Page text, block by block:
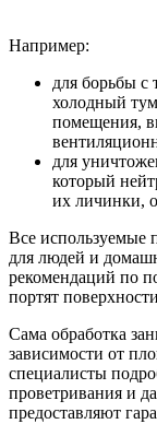
Например:
для борьбы с
холодный
помещения,
для
который
их личинки,
Все используемые
для людей и
рекомендаций по
портят
Сама обработка
зависимости от
специалисты
проветривания и
предоставляют